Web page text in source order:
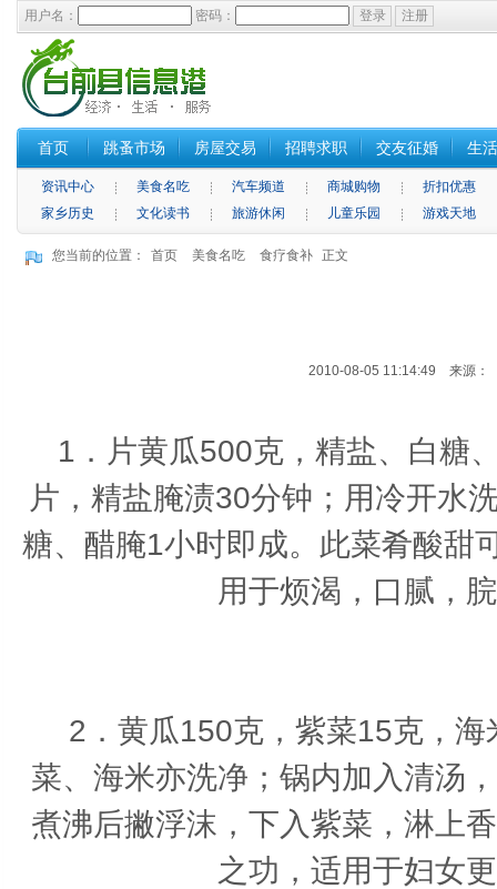
用户名： 密码：
首页 跳蚤市场 房屋交易 招聘求职 交友征婚 生
资讯中心 美食名吃 汽车频道 商城购物
折扣优惠
家乡历史
文化读书 旅游休闲 儿童乐园 游戏天地
您当前的位置： 首页 美食名吃 食疗食补 正文
2010-08-05 11:14:49 来源：
1．片黄瓜500克，精盐、白糖
片，精盐腌渍30分钟；用冷开水
糖、醋腌1小时即成。此菜肴酸甜
用于烦渴，口腻，
2．黄瓜150克，紫菜15克，海
菜、海米亦洗净；锅内加入清汤
煮沸后撇浮沫，下入紫菜，淋上
之功，适用于妇女